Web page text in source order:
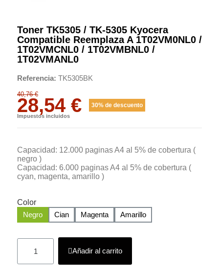
Toner TK5305 / TK-5305 Kyocera
Compatible Reemplaza A 1T02VM0NL0 /
1T02VMCNL0 / 1T02VMBNL0 /
1T02VMANL0
Referencia TK5305BK
40,76 €
28,54 € 30% de descuento
Impuestos incluidos
Capacidad: 12.000 paginas A4 al 5% de cobertura (
negro )
Capacidad: 6.000 paginas A4 al 5% de cobertura (
cyan, magenta, amarillo )
Color
Negro
Cian Magenta Amarillo
Añadir al carrito